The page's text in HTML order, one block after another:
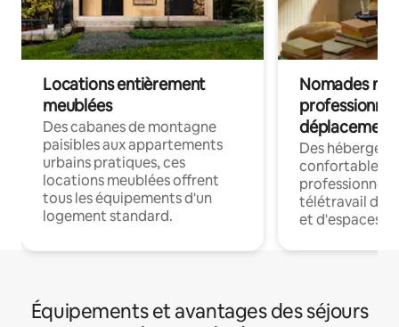
Locations entièrement
meublées
Des cabanes de montagne
paisibles aux appartements
urbains pratiques, ces
locations meublées offrent
tous les équipements d'un
logement standard.
Nomades
déplacement
Des
confortables
professionnels
télétravail
et d'espaces
Équipements et avantages des séjours